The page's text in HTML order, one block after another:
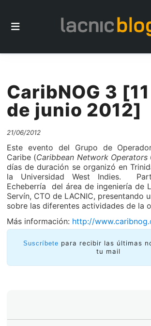
CaribNOG 3
de junio 2012]
21/06/2012
Este evento del Grupo de
Caribe (Caribbean Network Operators
días de duración se organizó en
la Universidad West Indies.
Echeberría del área de ingeniería de
Servín, CTO de LACNIC, presentando
sobre las diferentes actividades de la
Más información: http://
Suscríbete para recibir las últimas
tu mail